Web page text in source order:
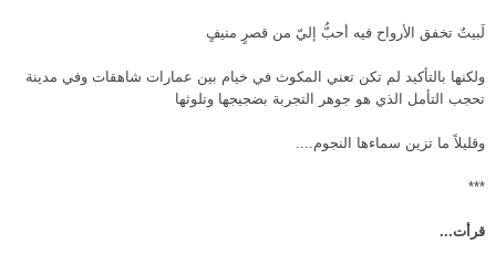
لَبيتٌ تخفق الأرواح فيه أحبُّ إليّ من قصرٍ منيفٍ
ولكنها بالتأكيد لم تكن تعني المكوث في خيام بين عمارات شاهقات وفي مدينة
تحجب التأمل الذي هو جوهر التجربة بضجيجها وتلوثها
وقليلاً ما تزين سماءها النجوم
***
قرأت...